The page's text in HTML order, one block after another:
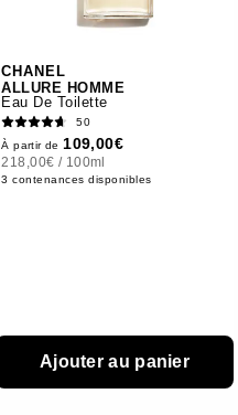
CHANEL
ALLURE HOMME
Eau De Toilette
50
À partir de 109,00€
218,00€ / 100ml
3 contenances disponibles
Ajouter au panier